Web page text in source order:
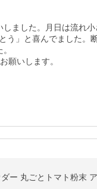
ました。月日は流れ小
」と喜んでました。
願いします。
ー 丸ごとトマト粉末